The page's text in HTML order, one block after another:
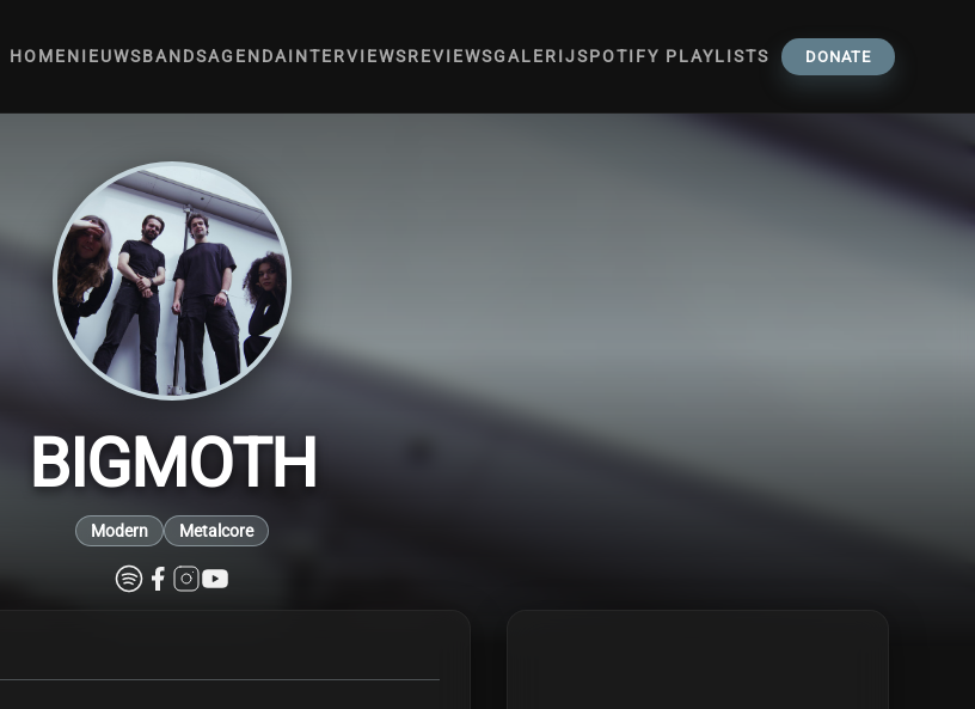
HOMENIEUWSBANDSAGENDAINTERVIEWSREVIEWSGALERIJSPOTIFY PLAYLISTS DONATE
BIGMOTH
Modern Metalcore